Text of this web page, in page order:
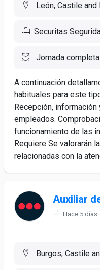
León, Castile and
Securitas
Jornada completa
A continuación
habituales para este
Recepción,
empleados.
funcionamiento de las
Requiere Se valorarán
relacionadas con la
Auxiliar
Hace 5 días
Burgos, Castile